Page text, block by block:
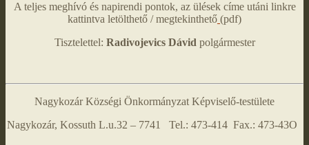
A teljes meghívó és napirendi pontok, az ülések címe utáni linkre
kattintva letölthető / megtekinthető (pdf)
Tisztelettel: Radivojevics Dávid polgármester
Nagykozár Községi Önkormányzat Képviselő-testülete
Nagykozár, Kossuth L.u.32 – 7741 Tel.: 473-414 Fax.: 473-43O